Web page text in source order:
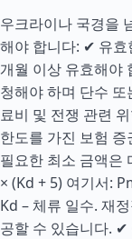
우크라이나 국경을
해야 합니다: ✔ 유효
개월 이상 유효해야
청해야 하며 단수
료비 및 전쟁 관련
한도를 가진 보험
필요한 최소 금액은
× (Kd + 5) 여기서:
Kd – 체류 일수. 재
공할 수 있습니다. ✔